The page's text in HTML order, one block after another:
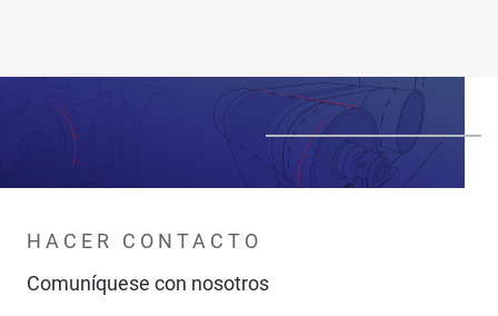
HACER CONTACTO
Comuníquese con nosotros